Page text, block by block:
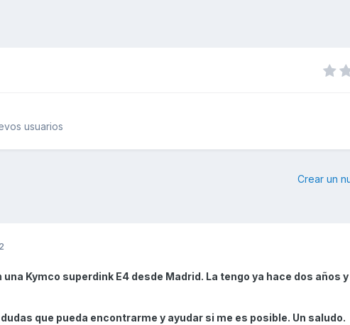
usuarios
Crear un
Kymco superdink E4 desde Madrid. La tengo ya hace dos años
que pueda encontrarme y ayudar si me es posible. Un saludo.